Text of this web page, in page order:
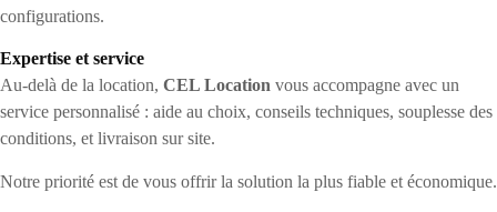
configurations.
Expertise et service
Au-delà de la location, CEL Location vous accompagne avec un
service personnalisé : aide au choix, conseils techniques, souplesse des
conditions, et livraison sur site.
Notre priorité est de vous offrir la solution la plus fiable et économique.